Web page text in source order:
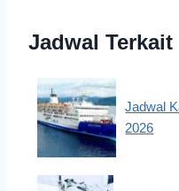
Jadwal Terkait
Jadwal
2026